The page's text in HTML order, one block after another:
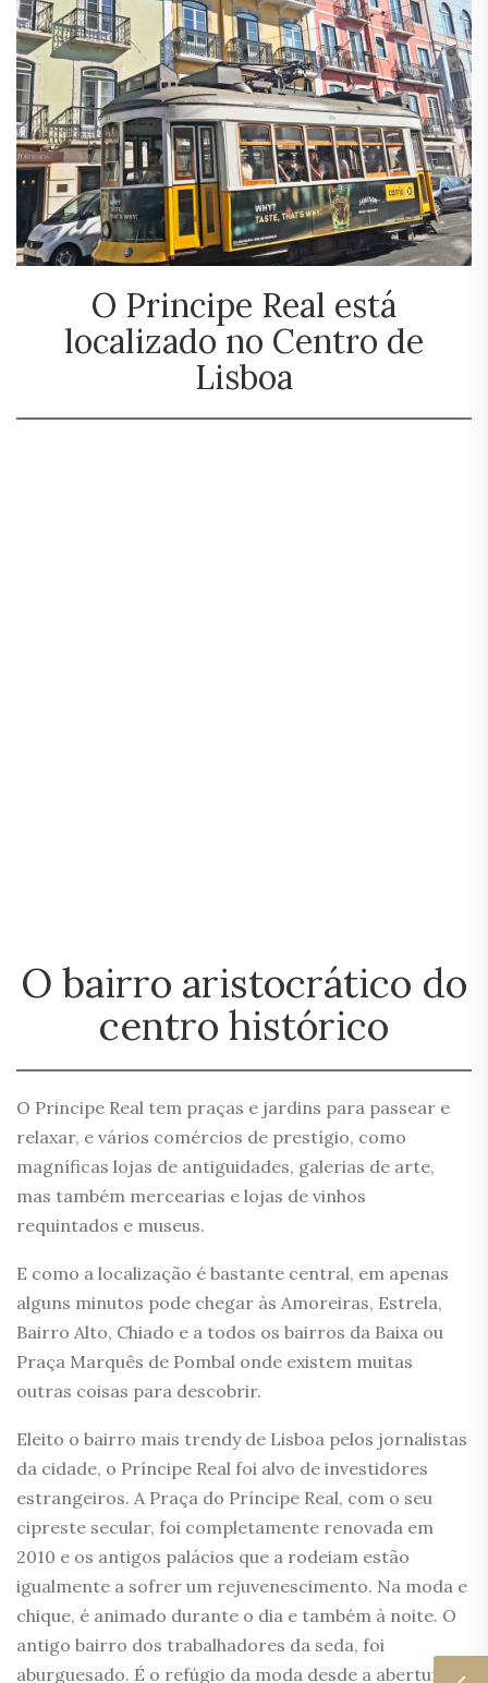
O Principe Real está
localizado no Centro de
Lisboa
O bairro aristocrático do
centro histórico
O Principe Real tem praças e jardins para passear e
relaxar, e vários comércios de prestígio, como
magníficas lojas de antiguidades, galerias de arte,
mas também mercearias e lojas de vinhos
requintados e museus.
E como a localização é bastante central, em apenas
alguns minutos pode chegar às Amoreiras, Estrela,
Bairro Alto, Chiado e a todos os bairros da Baixa ou
Praça Marquês de Pombal onde existem muitas
outras coisas para descobrir.
Eleito o bairro mais trendy de Lisboa pelos jornalistas
da cidade, o Príncipe Real foi alvo de investidores
estrangeiros. A Praça do Príncipe Real, com o seu
cipreste secular, foi completamente renovada em
2010 e os antigos palácios que a rodeiam estão
igualmente a sofrer um rejuvenescimento. Na moda e
chique, é animado durante o dia e também à noite. O
antigo bairro dos trabalhadores da seda, foi
aburguesado. É o refúgio da moda desde a abertura